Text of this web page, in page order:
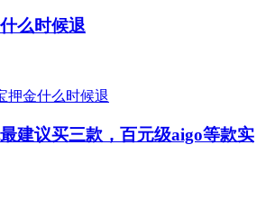
么时候退
建议买三款，百元级aigo等款实